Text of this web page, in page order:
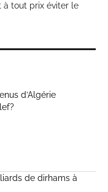
à tout prix éviter le
d’Algérie
de dirhams à